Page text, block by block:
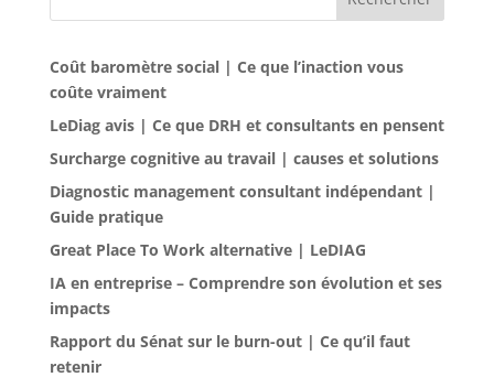
Coût baromètre social | Ce que l’inaction vous
coûte vraiment
LeDiag avis | Ce que DRH et consultants en pensent
Surcharge cognitive au travail | causes et solutions
Diagnostic management consultant indépendant |
Guide pratique
Great Place To Work alternative | LeDIAG
IA en entreprise – Comprendre son évolution et ses
impacts
Rapport du Sénat sur le burn-out | Ce qu’il faut
retenir